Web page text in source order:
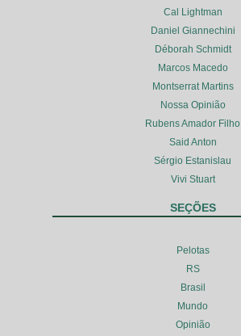
Cal Lightman
Daniel Giannechini
Déborah Schmidt
Marcos Macedo
Montserrat Martins
Nossa Opinião
Rubens Amador Filho
Said Anton
Sérgio Estanislau
Vivi Stuart
SEÇÕES
Pelotas
RS
Brasil
Mundo
Opinião